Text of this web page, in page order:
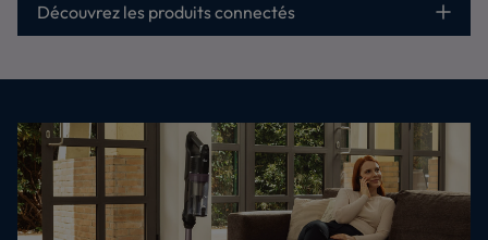
Découvrez les produits connectés